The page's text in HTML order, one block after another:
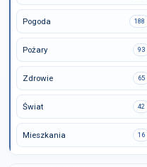
Pogoda 188
Pożary 93
Zdrowie 65
Świat 42
Mieszkania 16